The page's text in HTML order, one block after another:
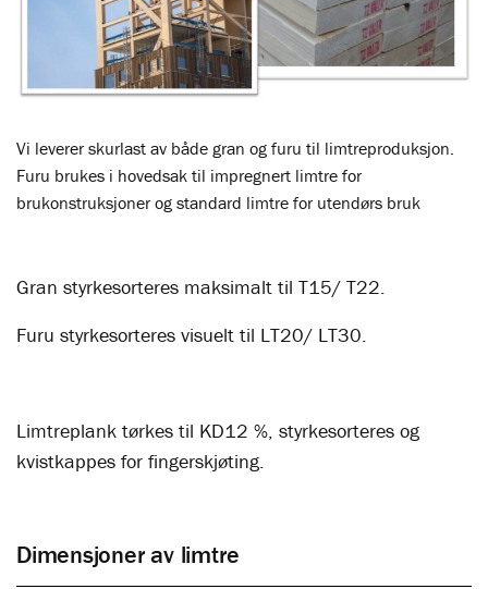
Vi leverer skurlast av både gran og furu til limtreproduksjon.
Furu brukes i hovedsak til impregnert limtre for
brukonstruksjoner og standard limtre for utendørs bruk
Gran styrkesorteres maksimalt til T15/ T22.
Furu styrkesorteres visuelt til LT20/ LT30.
Limtreplank tørkes til KD12 %, styrkesorteres og
kvistkappes for fingerskjøting.
Dimensjoner av limtre